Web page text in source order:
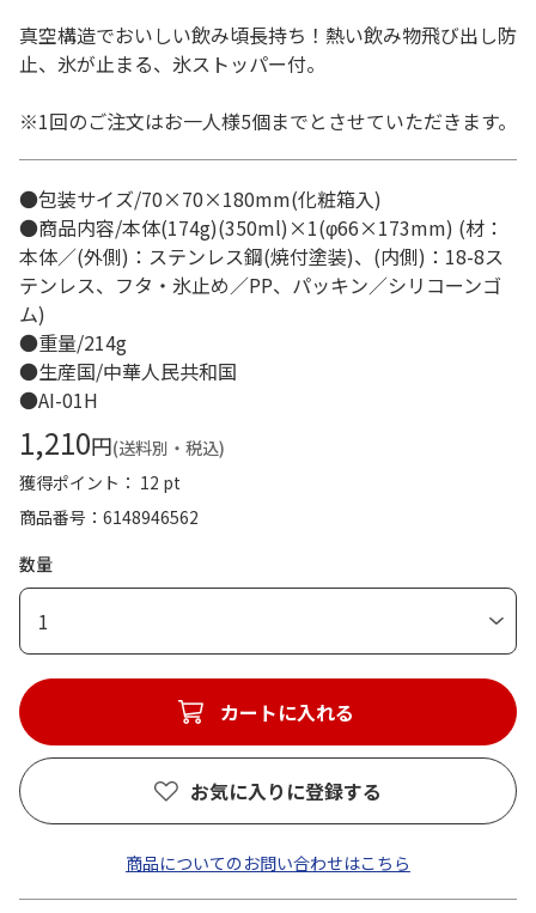
真空構造でおいしい飲み頃長持ち！熱い飲み物飛び出し防
止、氷が止まる、氷ストッパー付。
※1回のご注文はお一人様5個までとさせていただきます。
●包装サイズ/70×70×180mm(化粧箱入)
●商品内容/本体(174g)(350ml)×1(φ66×173mm) (材：
本体／(外側)：ステンレス鋼(焼付塗装)、(内側)：18-8ス
テンレス、フタ・氷止め／PP、パッキン／シリコーンゴ
ム)
●重量/214g
●生産国/中華人民共和国
●AI-01H
1,210円(送料別・税込)
獲得ポイント： 12 pt
商品番号
6148946562
数量
1
カートに入れる
お気に入りに登録する
商品についてのお問い合わせはこちら